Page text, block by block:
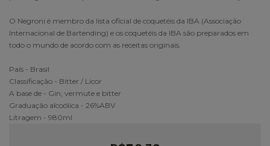
O Negroni é membro da lista oficial de coquetéis da IBA (Associação
Internacional de Bartending) e os coquetéis da IBA são preparados em
todo o mundo de acordo com as receitas originais.
País - Brasil
Classificação - Bitter / Licor
A base de - Gin, vermute e bitter
Graduação alcoólica - 26%ABV
Litragem - 980ml